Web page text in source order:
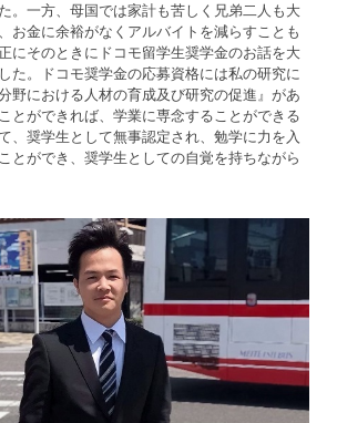
。一方、母国では家計も苦しく兄弟二人も大
お金に余裕がなくアルバイトを減らすことも
にそのときにドコモ留学生奨学金のお話を大
た。ドコモ奨学金の応募資格には私の研究に
野における人材の育成及び研究の促進』があ
とができれば、学業に専念することができる
、奨学生として無事認定され、勉学に力を入
とができ、奨学生としての自覚を持ちながら